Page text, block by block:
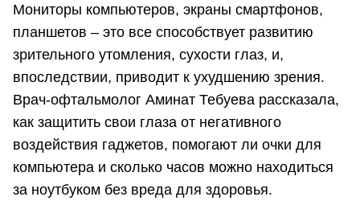
Мониторы компьютеров, экраны смартфонов,
планшетов – это все способствует развитию
зрительного утомления, сухости глаз, и,
впоследствии, приводит к ухудшению зрения.
Врач-офтальмолог Аминат Тебуева рассказала,
как защитить свои глаза от негативного
воздействия гаджетов, помогают ли очки для
компьютера и сколько часов можно находиться
за ноутбуком без вреда для здоровья.